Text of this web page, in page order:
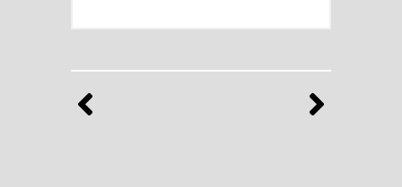
Бренды
Выберите продукты любимого бренда